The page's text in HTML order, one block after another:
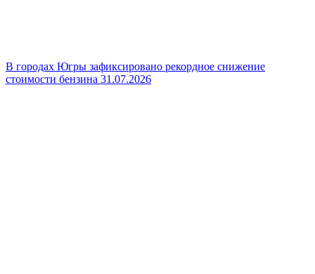
В городах Югры зафиксировано рекордное снижение
стоимости бензина 31.07.2026